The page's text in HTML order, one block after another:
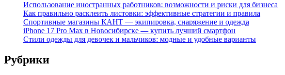
Использование иностранных работников: возможности и риски для бизнеса
Как правильно расклеить листовки: эффективные стратегии и правила
Спортивные магазины КАНТ — экипировка, снаряжение и одежда
iPhone 17 Pro Max в Новосибирске — купить лучший смартфон
Стили одежды для девочек и мальчиков: модные и удобные варианты
Рубрики